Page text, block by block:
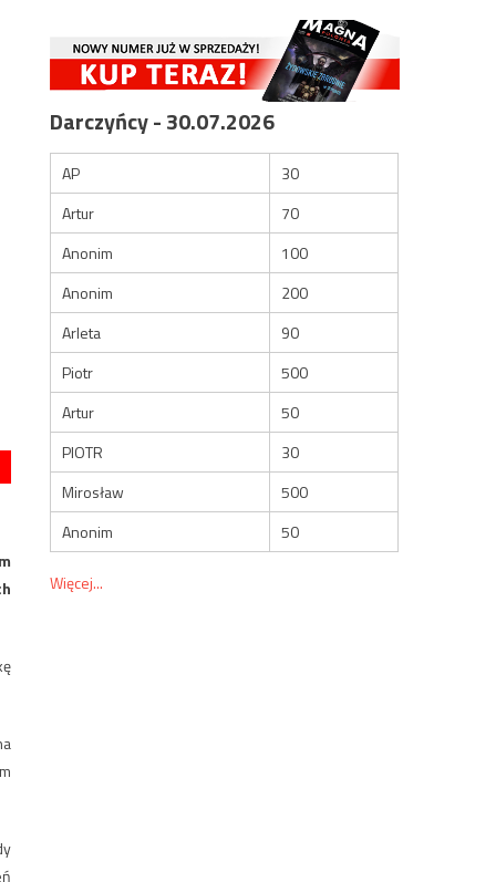
Darczyńcy - 30.07.2026
AP
30
Artur
70
Anonim
100
Anonim
200
Arleta
90
Piotr
500
Artur
50
PIOTR
30
Mirosław
500
Anonim
50
Więcej...